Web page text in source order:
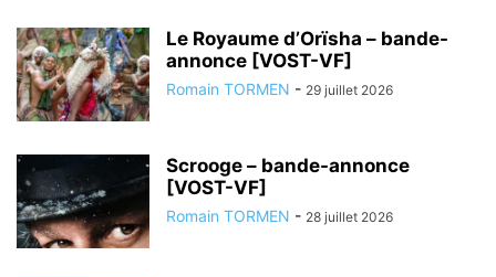
Le Royaume d’Orïsha – bande-
annonce [VOST-VF]
Romain TORMEN - 29 juillet 2026
Scrooge – bande-annonce
[VOST-VF]
Romain TORMEN - 28 juillet 2026